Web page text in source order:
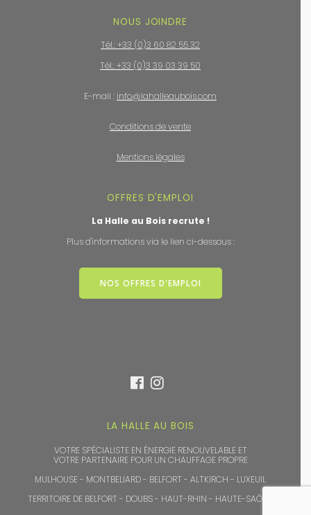
LA HALLE AU BOIS
VOTRE SPÉCIALISTE EN ÉNERGIE RENOUVELABLE ET
VOTRE PARTENAIRE POUR UN CHAUFFAGE PROPRE
MULHOUSE - MONTBELIARD - BELFORT - ALTKIRCH - LUXEUIL
TERRITOIRE DE BELFORT - DOUBS - HAUT-RHIN - HAUTE-SAÔNE
NOUS JOINDRE
Tél.: +33 (0)3 60 82 55 32
Tél.: +33 (0)3 39 03 39 50
E-mail : info@lahalleaubois.com
Conditions de vente
Mentions légales
OFFRES D'EMPLOI
La Halle au Bois recrute !
Plus d'informations via le lien ci-dessous :
NOS OFFRES D'EMPLOI